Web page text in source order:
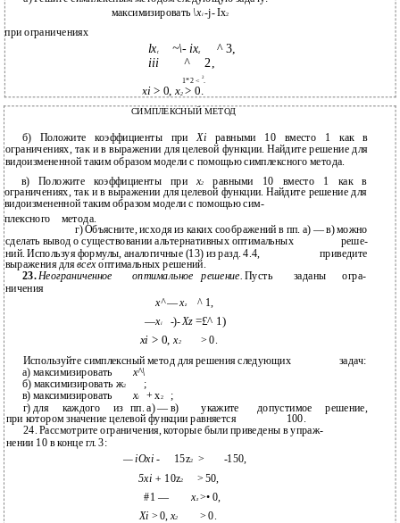
максимизировать \xi-j- Ix2
при ограничениях
lxt ~\- ixz
^ 3,
iii
^ 2,
1*2 < 2.
xi > 0,х2> 0.
СИМПЛЕКСНЫЙ МЕТОД
б) Положите коэффициенты при Xiравными 10 вместо 1 как в
ограничениях, так и в выражении для целевой функции. Найдите решение для
видоизмененной таким образом модели с помощью симплексного метода.
в) Положите коэффициенты прих2 равными 10 вместо 1 как в
ограничениях, так и в выражении для целевой функции. Найдите решение для
видоизмененной таким образом модели с помощью сим-
плексного
метода.
г) Объясните, исходя из каких соображений в пп. а) — в) можно
сделать вывод о существовании альтернативных оптимальных
реше-
ний. Используя формулы, аналогичные (13) из разд. 4.4,
приведите
выражения длявсехоптимальных решений.
23.Неограниченное оптимальное решение.Пусть заданы огра-
ничения
х^—xz ^ 1,
—xi -)-Xz =£^ 1)
xi > 0,х2
> 0.
Используйте симплексный метод для решения следующих
задач:
а) максимизировать
х^\
б) максимизировать ж2
;
в) максимизировать
xi + х2 ;
г) для каждого из пп. а) — в) укажите допустимое решение,
при котором значение целевой функции равняется
100.
24. Рассмотрите ограничения, которые были приведены в упраж-
нении 10 в конце гл. 3:
— iOxi- 15z2 >
-150,
5xi + 10z2 > 50,
#1 — xz>• 0,
Xi > 0, x2 > 0.